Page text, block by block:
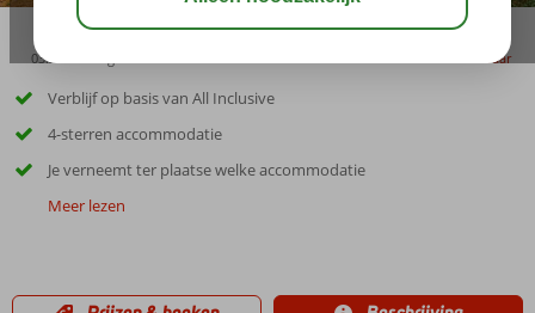
03:30 bewaar
Verblijf op basis van All Inclusive
4-sterren accommodatie
Je verneemt ter plaatse welke accommodatie
Meer lezen